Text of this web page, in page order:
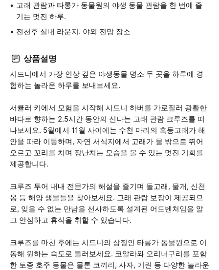
고래 관람과 타롱가 동물원의 야생 동물 관람을 한 번에 즐
기는 멋진 하루.
전천후 실내 라운지. 야외 전망 장소
상품설명
시드니에서 가장 인상 깊은 야생동물 명소 두 곳을 하루에 경
험하는 놀라운 하루를 보내보세요.
서큘러 키에서 모험을 시작해 시드니 하버를 가로질러 광활한
바다로 향하는 2.5시간 동안의 신나는 고래 관람 크루즈를 떠
나보세요. 5월에서 11월 사이에는 수천 마리의 혹등고래가 해
안을 따라 이동하며, 자연 서식지에서 고래가 물 밖으로 뛰어
오르고 꼬리를 치며 장난치는 모습을 볼 수 있는 멋진 기회를
제공합니다.
크루즈 투어 내내 전문가의 해설을 즐기며 돌고래, 물개, 신천
옹 등 해양 생물들을 찾아보세요. 고래 관람 보장이 제공되므
로, 잊을 수 없는 만남을 선사하도록 설계된 어드벤처임을 알
고 안심하고 휴식을 취할 수 있습니다.
크루즈를 마친 후에는 시드니의 상징인 타롱가 동물원으로 이
동해 원하는 속도로 둘러보세요. 코알라와 오리너구리를 포함
한 토종 호주 동물은 물론 코끼리, 사자, 기린 등 다양한 놀라운